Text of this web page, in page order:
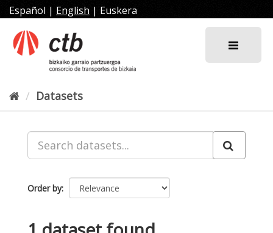
Skip
to
content
Español | English | Euskera
Datasets
Order by